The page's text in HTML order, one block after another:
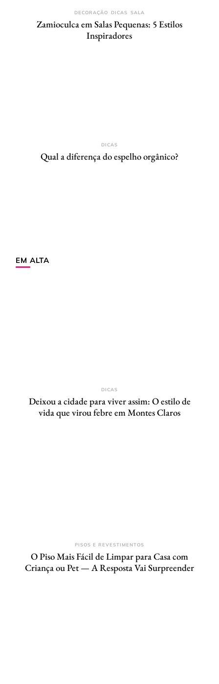
DECORAÇÃO DICAS SALA
Zamioculca em Salas Pequenas: 5 Estilos
Inspiradores
DICAS
Qual a diferença do espelho orgânico?
EM ALTA
DICAS
Deixou a cidade para viver assim: O estilo de
vida que virou febre em Montes Claros
PISOS E REVESTIMENTOS
O Piso Mais Fácil de Limpar para Casa com
Criança ou Pet — A Resposta Vai Surpreender